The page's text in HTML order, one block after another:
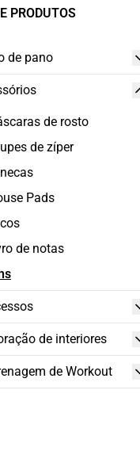
PRODUTOS
de pano
de rosto
de zíper
Pads
de notas
de interiores
de Workout